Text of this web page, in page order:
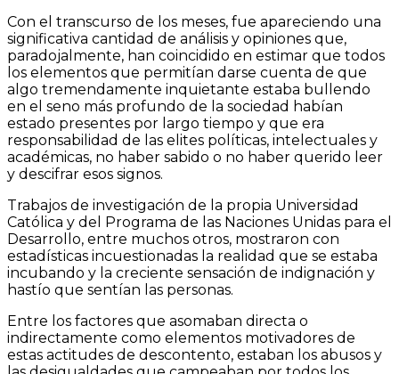
Con el transcurso de los meses, fue apareciendo una
significativa cantidad de análisis y opiniones que,
paradojalmente, han coincidido en estimar que todos
los elementos que permitían darse cuenta de que
algo tremendamente inquietante estaba bullendo
en el seno más profundo de la sociedad habían
estado presentes por largo tiempo y que era
responsabilidad de las elites políticas, intelectuales y
académicas, no haber sabido o no haber querido leer
y descifrar esos signos.
Trabajos de investigación de la propia Universidad
Católica y del Programa de las Naciones Unidas para el
Desarrollo, entre muchos otros, mostraron con
estadísticas incuestionadas la realidad que se estaba
incubando y la creciente sensación de indignación y
hastío que sentían las personas.
Entre los factores que asomaban directa o
indirectamente como elementos motivadores de
estas actitudes de descontento, estaban los abusos y